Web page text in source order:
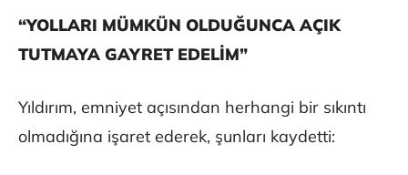
“YOLLARI MÜMKÜN OLDUĞUNCA AÇIK
TUTMAYA GAYRET EDELİM”
Yıldırım, emniyet açısından herhangi bir sıkıntı
olmadığına işaret ederek, şunları kaydetti: